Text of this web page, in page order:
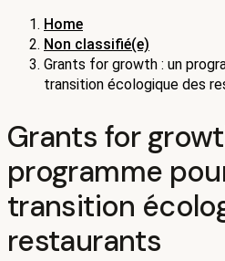
Home
Non classifié(e)
Grants for growth : un
transition écologique des
Grants for
programme
transition
restaurants